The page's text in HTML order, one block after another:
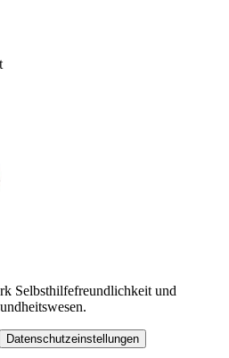
Selbsthilfefreundlichkeit und
Datenschutzeinstellungen